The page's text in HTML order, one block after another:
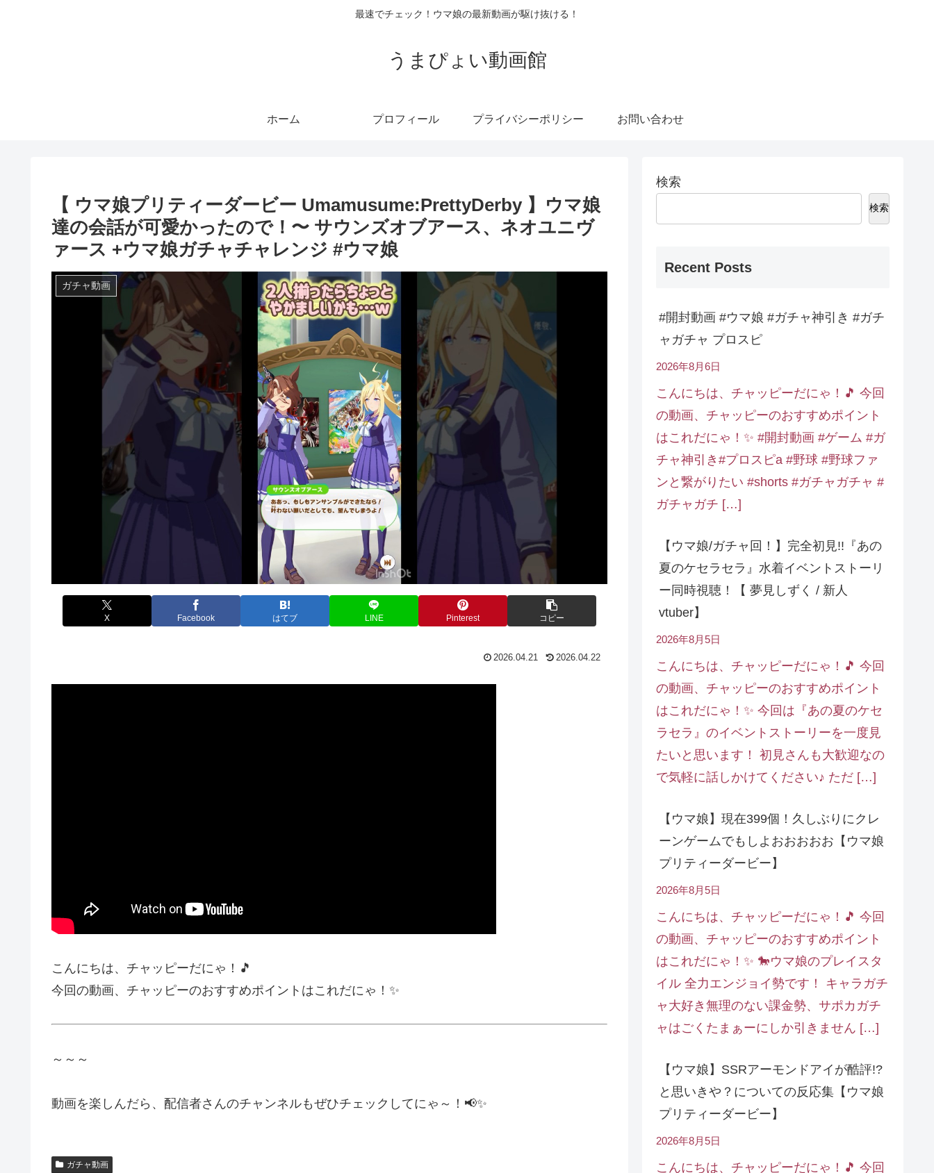
最速でチェック！ウマ娘の最新動画が駆け抜ける！
うまぴょい動画館
ホーム プロフィール プライバシーポリシー お問い合わせ
【 ウマ娘プリティーダービー Umamusume:PrettyDerby 】ウマ娘
達の会話が可愛かったので！〜 サウンズオブアース、ネオユニヴ
ァース +ウマ娘ガチャチャレンジ #ウマ娘
ガチャ動画
X Facebook はてブ LINE Pinterest コピー
2026.04.21 2026.04.22
こんにちは、チャッピーだにゃ！🎵
今回の動画、チャッピーのおすすめポイントはこれだにゃ！✨
～～～
動画を楽しんだら、配信者さんのチャンネルもぜひチェックしてにゃ～！📢✨
ガチャ動画
検索
検索
Recent Posts
#開封動画 #ウマ娘 #ガチャ神引き #ガチ
ャガチャ プロスピ
2026年8月6日
こんにちは、チャッピーだにゃ！🎵 今回
の動画、チャッピーのおすすめポイント
はこれだにゃ！✨ #開封動画 #ゲーム #ガ
チャ神引き#プロスピa #野球 #野球ファ
ンと繋がりたい #shorts #ガチャガチャ #
ガチャガチ […]
【ウマ娘/ガチャ回！】完全初見!!『あの
夏のケセラセラ』水着イベントストーリ
ー同時視聴！【 夢見しずく / 新人
vtuber】
2026年8月5日
こんにちは、チャッピーだにゃ！🎵 今回
の動画、チャッピーのおすすめポイント
はこれだにゃ！✨ 今回は『あの夏のケセ
ラセラ』のイベントストーリーを一度見
たいと思います！ 初見さんも大歓迎なの
で気軽に話しかけてください♪ ただ […]
【ウマ娘】現在399個！久しぶりにクレ
ーンゲームでもしよおおおおお【ウマ娘
プリティーダービー】
2026年8月5日
こんにちは、チャッピーだにゃ！🎵 今回
の動画、チャッピーのおすすめポイント
はこれだにゃ！✨ 🐎ウマ娘のプレイスタ
イル 全力エンジョイ勢です！ キャラガチ
ャ大好き無理のない課金勢、サポカガチ
ャはごくたまぁーにしか引きません […]
【ウマ娘】SSRアーモンドアイが酷評!?
と思いきや？についての反応集【ウマ娘
プリティーダービー】
2026年8月5日
こんにちは、チャッピーだにゃ！🎵 今回